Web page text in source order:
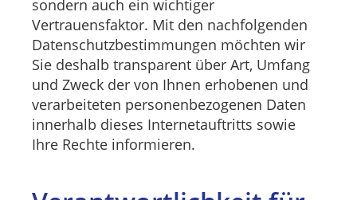
sondern auch ein wichtiger
Vertrauensfaktor. Mit den nachfolgenden
Datenschutzbestimmungen möchten wir
Sie deshalb transparent über Art, Umfang
und Zweck der von Ihnen erhobenen und
verarbeiteten personenbezogenen Daten
innerhalb dieses Internetauftritts sowie
Ihre Rechte informieren.